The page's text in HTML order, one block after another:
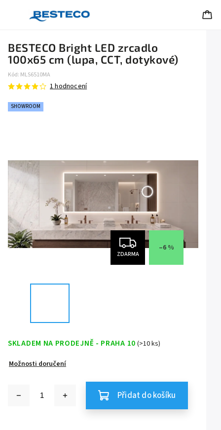
BESTECO Bright LED zrcadlo
100x65 cm (lupa, CCT, dotykové)
Kód: MLS6510MA
SHOWROOM
1 hodnocení
ZDARMA
–6 %
SKLADEM NA PRODEJNĚ - PRAHA 10 (>10 ks)
Možnosti doručení
Přidat do košíku